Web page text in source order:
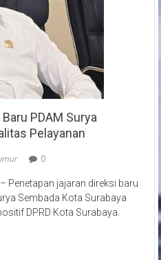
PDAM Surya
Pelayanan
0
Penetapan jajaran direksi baru
Sembada Kota Surabaya
DPRD Kota Surabaya.